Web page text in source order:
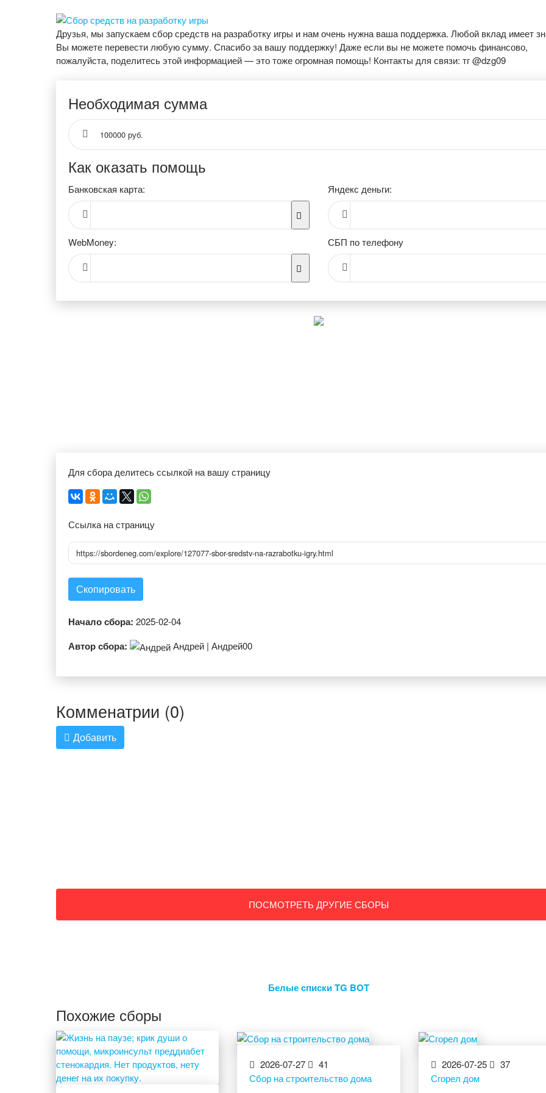
Друзья, мы запускаем сбор средств на разработку игры и нам очень нужна ваша поддержка. Любой вклад имеет
Вы можете перевести любую сумму. Спасибо за вашу поддержку! Даже если вы не можете помочь финансово,
пожалуйста, поделитесь этой информацией — это тоже огромная помощь! Контакты для связи: тг @dzg09
Необходимая сумма
100000 руб.
Как оказать помощь
Банковская карта: Яндекс деньги:
WebMoney: СБП по телефону
Для сбора делитесь ссылкой на вашу страницу
Ссылка на страницу
https://sbordeneg.com/explore/127077-sbor-sredstv-na-razrabotku-igry.html
Скопировать
Начало сбора: 2025-02-04
Автор сбора: Андрей | Андрей00
Комменатрии (0)
Добавить
ПОСМОТРЕТЬ ДРУГИЕ СБОРЫ
Белые списки TG BOT
Похожие сборы
2026-07-27
41
Сбор на строительство дома
2026-07-25
37
Сгорел дом